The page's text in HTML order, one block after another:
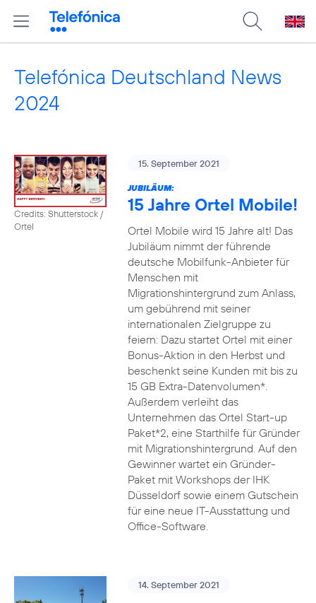
Telefónica Deutschland News
2024
Credits: Shutterstock /
Ortel
15. September 2021
JUBILÄUM:
15 Jahre Ortel Mobile!
Ortel Mobile wird 15 Jahre alt! Das
Jubiläum nimmt der führende
deutsche Mobilfunk-Anbieter für
Menschen mit
Migrationshintergrund zum Anlass,
um gebührend mit seiner
internationalen Zielgruppe zu
feiern: Dazu startet Ortel mit einer
Bonus-Aktion in den Herbst und
beschenkt seine Kunden mit bis zu
15 GB Extra-Datenvolumen*.
Außerdem verleiht das
Unternehmen das Ortel Start-up
Paket*2, eine Starthilfe für Gründer
mit Migrationshintergrund. Auf den
Gewinner wartet ein Gründer-
Paket mit Workshops der IHK
Düsseldorf sowie einem Gutschein
für eine neue IT-Ausstattung und
Office-Software.
14. September 2021